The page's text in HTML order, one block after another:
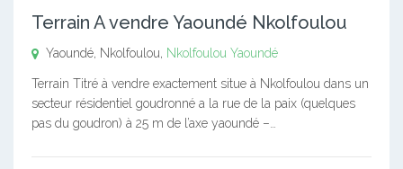
Terrain A vendre Yaoundé Nkolfoulou
Yaoundé, Nkolfoulou, Nkolfoulou Yaoundé
Terrain Titré à vendre exactement situe à Nkolfoulou dans un
secteur résidentiel goudronné a la rue de la paix (quelques
pas du goudron) à 25 m de l’axe yaoundé –…